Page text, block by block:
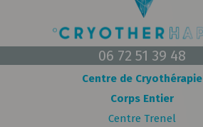
06 72 51 39 48
Centre de Cryothérapie
Corps Entier
Centre Trenel